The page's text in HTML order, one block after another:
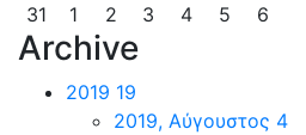
31
1 2 3 4 5 6
Archive
2019 19
2019, Αύγουστος 4